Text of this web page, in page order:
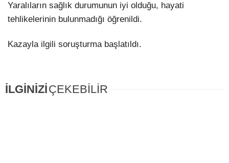
Yaralıların sağlık durumunun iyi olduğu, hayati
tehlikelerinin bulunmadığı öğrenildi.
Kazayla ilgili soruşturma başlatıldı.
İLGİNİZİÇEKEBİLİR